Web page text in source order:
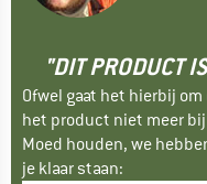
"DIT PRODUCT
Ofwel gaat het hierbij
het product niet meer
Moed houden, we
je klaar staan: